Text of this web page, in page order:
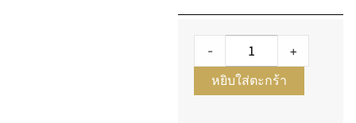
- +
หยิบใส่ตะกร้า